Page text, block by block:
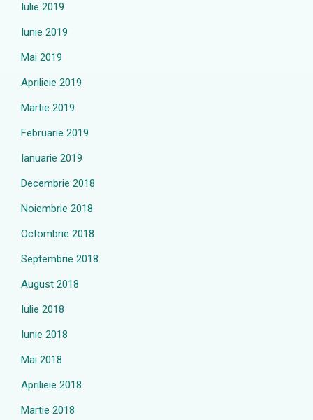
Iulie 2019
Iunie 2019
Mai 2019
Aprilieie 2019
Martie 2019
Februarie 2019
Ianuarie 2019
Decembrie 2018
Noiembrie 2018
Octombrie 2018
Septembrie 2018
August 2018
Iulie 2018
Iunie 2018
Mai 2018
Aprilieie 2018
Martie 2018